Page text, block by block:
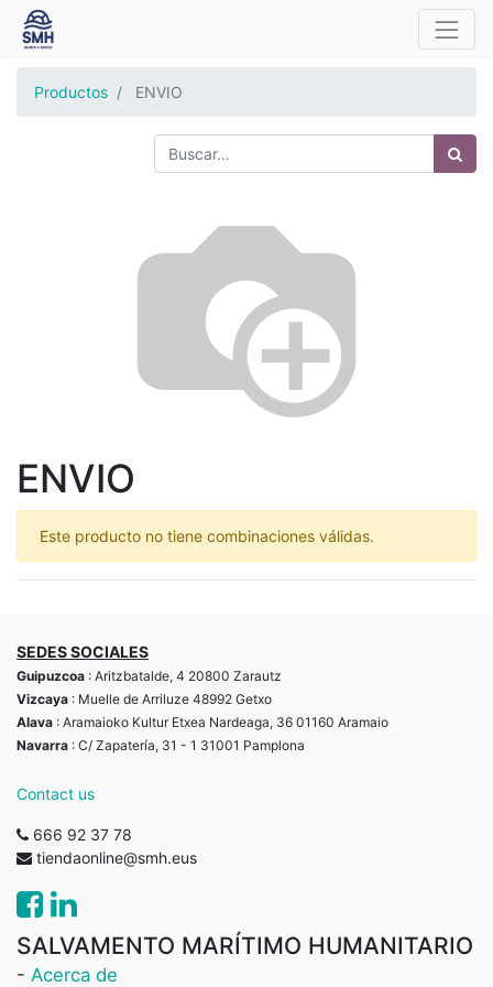
Productos ENVIO
ENVIO
Este producto no tiene combinaciones válidas.
SEDES SOCIALES
Guipuzcoa : Aritzbatalde, 4 20800 Zarautz
Vizcaya : Muelle de Arriluze 48992 Getxo
Alava : Aramaioko Kultur Etxea Nardeaga, 36 01160 Aramaio
Navarra : C/ Zapatería, 31 - 1 31001 Pamplona
Contact us
666 92 37 78
tiendaonline@smh.eus
SALVAMENTO MARÍTIMO HUMANITARIO
- Acerca de